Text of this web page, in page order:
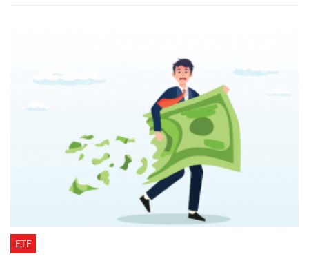
光電、台燿、奇鋐等4檔年線的正乖離率過高，其中國精化更高達
209%，乖離太大將有修正壓力。
ETF